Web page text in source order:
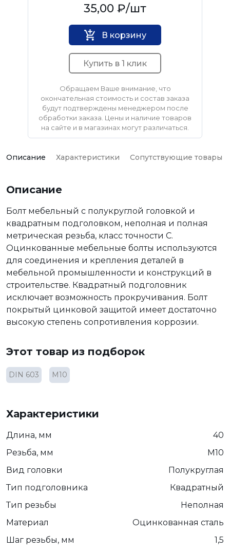
Нет бренда35,00 ₽/шт
В корзину
Купить в 1 клик
Обращаем Ваше внимание, что
окончательная стоимость и состав заказа
будут подтверждены менеджером после
обработки заказа. Цены и наличие товаров
на сайте и в магазинах могут различаться.
Описание Характеристики Сопутствующие товары
Описание
Болт мебельный с полукруглой головкой и
квадратным подголовком, неполная и полная
метрическая резьба, класс точности С.
Оцинкованные мебельные болты используются
для соединения и крепления деталей в
мебельной промышленности и конструкций в
строительстве. Квадратный подголовник
исключает возможность прокручивания. Болт
покрытый цинковой защитой имеет достаточно
высокую степень сопротивления коррозии.
Этот товар из подборок
DIN 603 М10
Характеристики
Длина, мм
40
Резьба, мм
М10
Вид головки
Полукруглая
Тип подголовника
Квадратный
Тип резьбы
Неполная
Материал
Оцинкованная сталь
Шаг резьбы, мм
1,5